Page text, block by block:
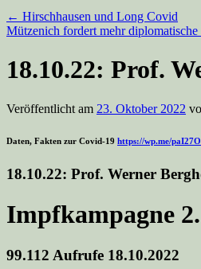
← Hirschhausen und Long Covid
Mützenich fordert mehr
18.10.22: Prof.
Veröffentlicht am 23. Oktober 2022
Daten, Fakten zur Covid-19 https://wp.me/
18.10.22: Prof. Werner
Impfkampagne
99.112 Aufrufe 18.10.2022